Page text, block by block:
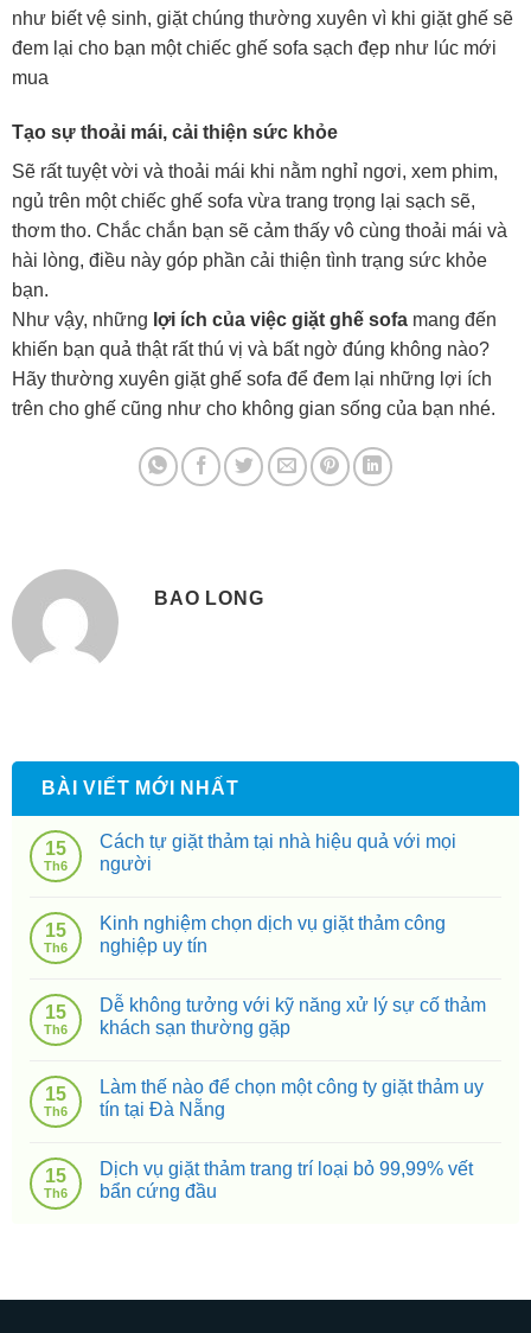
như biết vệ sinh, giặt chúng thường xuyên vì khi giặt ghế sẽ
đem lại cho bạn một chiếc ghế sofa sạch đẹp như lúc mới
mua
Tạo sự thoải mái, cải thiện sức khỏe
Sẽ rất tuyệt vời và thoải mái khi nằm nghỉ ngơi, xem phim,
ngủ trên một chiếc ghế sofa vừa trang trọng lại sạch sẽ,
thơm tho. Chắc chắn bạn sẽ cảm thấy vô cùng thoải mái và
hài lòng, điều này góp phần cải thiện tình trạng sức khỏe
bạn.
Như vậy, những lợi ích của việc giặt ghế sofa mang đến
khiến bạn quả thật rất thú vị và bất ngờ đúng không nào?
Hãy thường xuyên giặt ghế sofa để đem lại những lợi ích
trên cho ghế cũng như cho không gian sống của bạn nhé.
BAO LONG
BÀI VIẾT MỚI NHẤT
15
Th6
Cách tự giặt thảm tại nhà hiệu quả với mọi
người
15
Th6
Kinh nghiệm chọn dịch vụ giặt thảm công
nghiệp uy tín
15
Th6
Dễ không tưởng với kỹ năng xử lý sự cố thảm
khách sạn thường gặp
15
Th6
Làm thế nào để chọn một công ty giặt thảm uy
tín tại Đà Nẵng
15
Th6
Dịch vụ giặt thảm trang trí loại bỏ 99,99% vết
bẩn cứng đầu